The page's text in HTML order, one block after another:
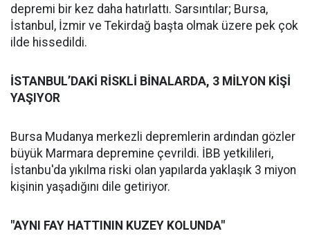
depremi bir kez daha hatırlattı. Sarsıntılar; Bursa,
İstanbul, İzmir ve Tekirdağ başta olmak üzere pek çok
ilde hissedildi.
İSTANBUL’DAKİ RİSKLİ BİNALARDA, 3 MİLYON KİŞİ
YAŞIYOR
Bursa Mudanya merkezli depremlerin ardından gözler
büyük Marmara depremine çevrildi. İBB yetkilileri,
İstanbu'da yıkılma riski olan yapılarda yaklaşık 3 miyon
kişinin yaşadığını dile getiriyor.
"AYNI FAY HATTININ KUZEY KOLUNDA"